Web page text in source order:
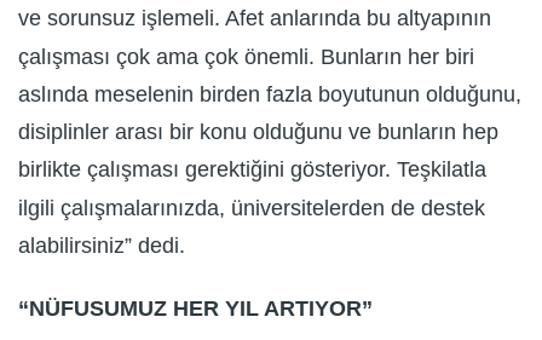
ve sorunsuz işlemeli. Afet anlarında bu altyapının
çalışması çok ama çok önemli. Bunların her biri
aslında meselenin birden fazla boyutunun olduğunu,
disiplinler arası bir konu olduğunu ve bunların hep
birlikte çalışması gerektiğini gösteriyor. Teşkilatla
ilgili çalışmalarınızda, üniversitelerden de destek
alabilirsiniz” dedi.
“NÜFUSUMUZ HER YIL ARTIYOR”